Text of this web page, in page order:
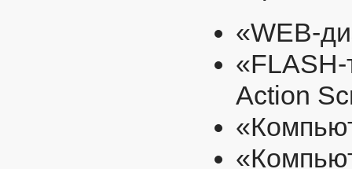
«WEB-
Action